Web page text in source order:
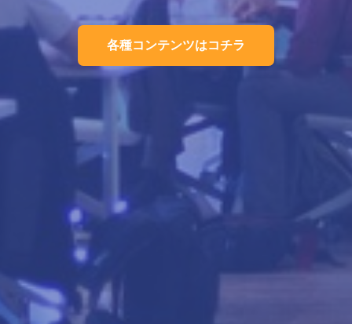
各種コンテンツはコチラ